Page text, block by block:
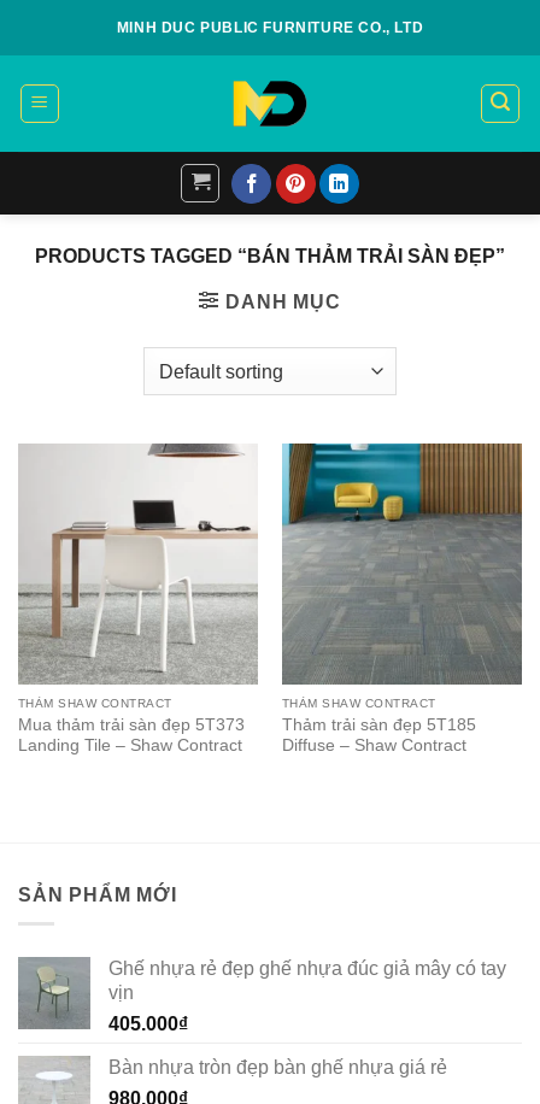
MINH DUC PUBLIC FURNITURE CO., LTD
PRODUCTS TAGGED “BÁN THẢM TRẢI SÀN ĐẸP”
DANH MỤC
THẢM SHAW CONTRACT
Mua thảm trải sàn đẹp 5T373
Landing Tile – Shaw Contract
THẢM SHAW CONTRACT
Thảm trải sàn đẹp 5T185
Diffuse – Shaw Contract
SẢN PHẨM MỚI
Ghế nhựa rẻ đẹp ghế nhựa đúc giả mây có tay
vịn
405.000₫
Bàn nhựa tròn đẹp bàn ghế nhựa giá rẻ
980.000₫